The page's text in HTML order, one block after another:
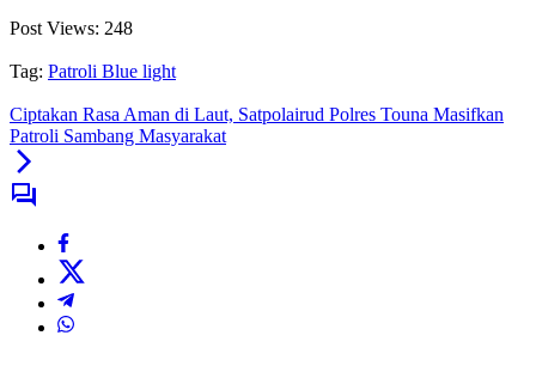
Post Views: 248
Tag: Patroli Blue light
Ciptakan Rasa Aman di Laut, Satpolairud Polres Touna Masifkan
Patroli Sambang Masyarakat